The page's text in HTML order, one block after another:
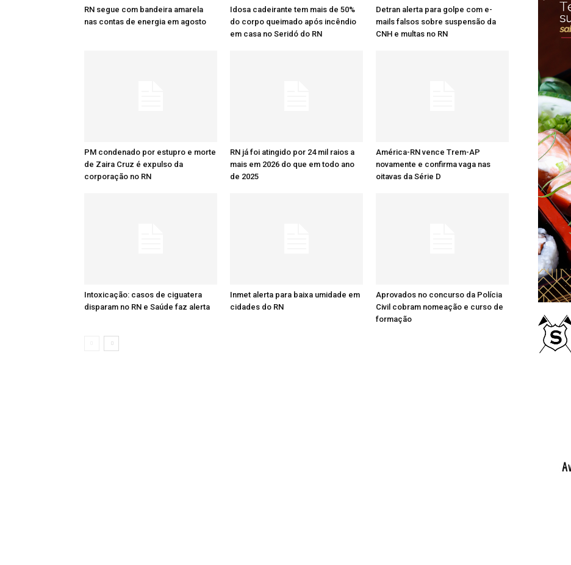
RN segue com bandeira amarela
nas contas de energia em agosto
Idosa cadeirante tem mais de 50%
do corpo queimado após incêndio
em casa no Seridó do RN
Detran alerta para golpe com e-
mails falsos sobre suspensão da
CNH e multas no RN
PM condenado por estupro e morte
de Zaira Cruz é expulso da
corporação no RN
RN já foi atingido por 24 mil raios a
mais em 2026 do que em todo ano
de 2025
América-RN vence Trem-AP
novamente e confirma vaga nas
oitavas da Série D
Intoxicação: casos de ciguatera
disparam no RN e Saúde faz alerta
Inmet alerta para baixa umidade em
cidades do RN
Aprovados no concurso da Polícia
Civil cobram nomeação e curso de
formação